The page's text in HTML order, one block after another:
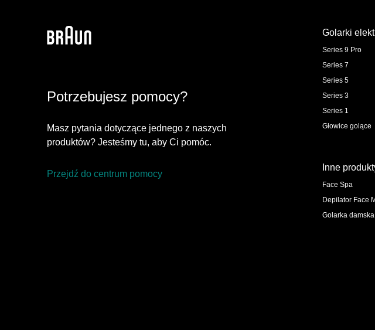
Potrzebujesz pomocy?
Masz pytania dotyczące jednego z naszych
produktów? Jesteśmy tu, aby Ci pomóc.
Przejdź do centrum pomocy
Golarki
Series 9 Pro
Series 7
Series 5
Series 3
Series 1
Głowice golące
Inne
Face Spa
Depilator Face
Golarka damska